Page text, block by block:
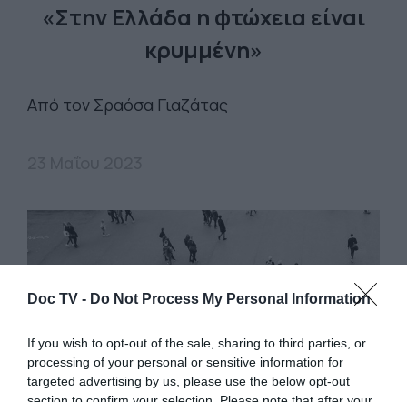
Doc TV - Do Not Process My Personal Information
If you wish to opt-out of the sale, sharing to third parties, or
processing of your personal or sensitive information for
targeted advertising by us, please use the below opt-out
«Στην Ελλάδα η φτώχεια είναι
κρυμμένη»
Από τον Σραόσα Γιαζάτας